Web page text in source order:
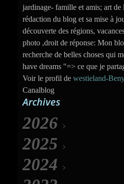
jardinage- famille et amis; art de
rédaction du blog et sa mise à
découverte des régions,
photo ,droit de réponse: Mon
recherche de belles choses qui
have dreams "=> ce que je
Voir le profil de westieland-
Canalblog
Archives
2026
Août
Juillet
2025
Décembre
2024